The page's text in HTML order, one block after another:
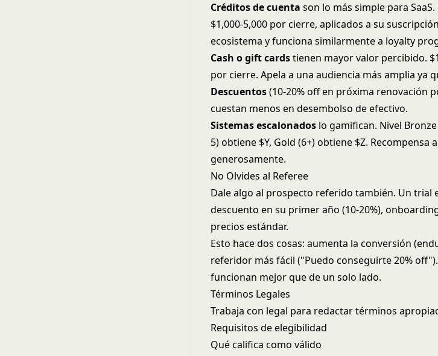
Créditos de cuenta son lo más simple para
$1,000-5,000 por cierre, aplicados a su
ecosistema y funciona similarmente a loyalty
Cash o gift cardstienen mayor valor percibido.
por cierre. Apela a una audiencia más amplia ya
Descuentos(10-20% off en próxima renovación
cuestan menos en desembolso de efectivo.
Sistemas escalonados lo gamifican. Nivel
5) obtiene $Y, Gold (6+) obtiene $Z.
generosamente.
No Olvides al Referee
Dale algo al prospecto referido también. Un trial
descuento en su primer año (10-20%),
precios estándar.
Esto hace dos cosas: aumenta la conversión
referidor más fácil ("Puedo conseguirte 20%
funcionan mejor que de un solo lado.
Términos Legales
Trabaja con legal para redactar términos
Requisitos de elegibilidad
Qué califica como válido